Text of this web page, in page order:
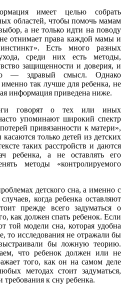
имеет целью собрать
областей, чтобы помочь мамам
а не только идти на поводу
отнимает права каждой мамы и
Есть много разных
среди них есть методы,
защищенности и доверия, и
— здравый смысл. Однако
так лучше для ребенка, не
информация приведена ниже.
говорят о тех или иных
упоминают широкий спектр
привязанности к матери»,
только детей из детских
таких расстройств и даются
ребенка, а не оставлять его
методы «контролируемого
детского сна, а именно с
когда ребенка оставляют
прежде всего задуматься о
как должен спать ребенок. Если
той модели сна, которая удобна
то исследования не отражали бы
бы ложную теорию.
что ребенок должен или не
того, как он на самом деле
методах стоит задуматься,
к сну ребенка.